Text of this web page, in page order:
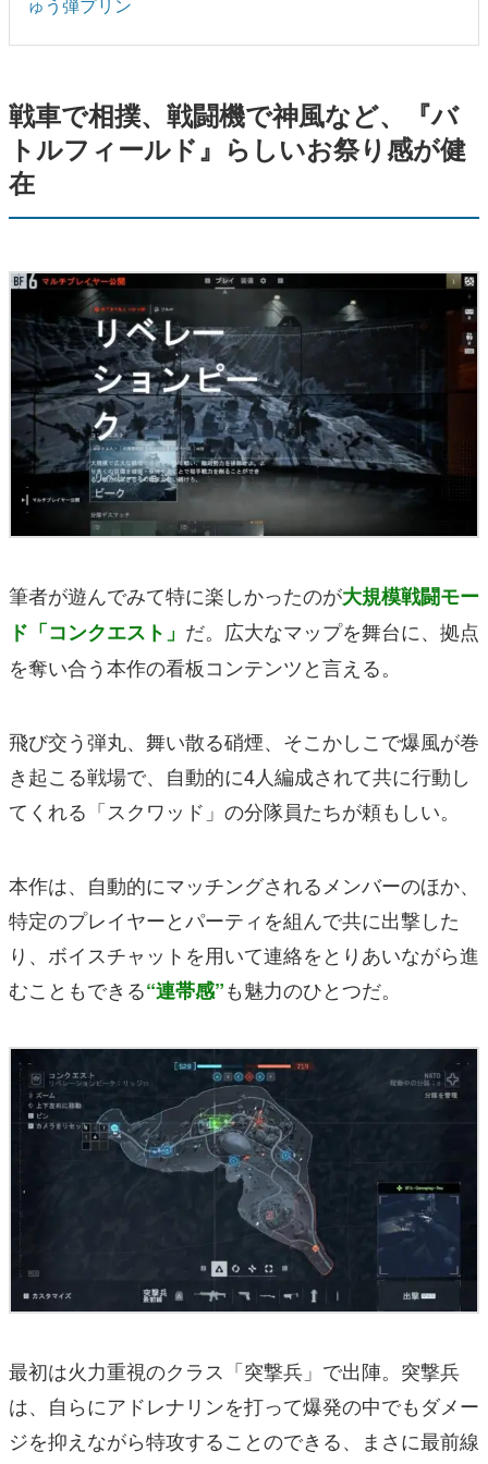
戦車で相撲、戦闘機で神風など、『バ
トルフィールド』らしいお祭り感が健
在
筆者が遊んでみて特に楽しかったのが大規模戦闘モー
ド「コンクエスト」 だ。広大なマップを舞台に、拠点
を奪い合う本作の看板コンテンツと言える。
飛び交う弾丸、舞い散る硝煙、そこかしこで爆風が巻
き起こる戦場で、自動的に4人編成されて共に行動し
てくれる「スクワッド」の分隊員たちが頼もしい。
本作は、自動的にマッチングされるメンバーのほか、
特定のプレイヤーとパーティを組んで共に出撃した
り、ボイスチャットを用いて連絡をとりあいながら進
むこともできる“連帯感”も魅力のひとつだ。
最初は火力重視のクラス「突撃兵」で出陣。突撃兵
は、自らにアドレナリンを打って爆発の中でもダメー
ジを抑えながら特攻することのできる、まさに最前線